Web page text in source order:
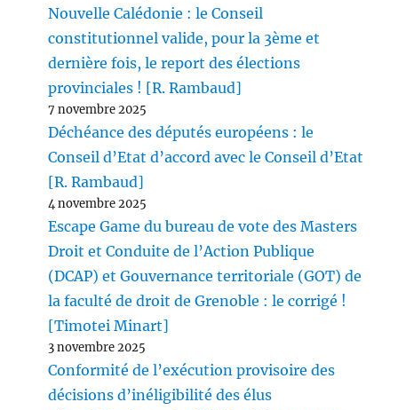
Nouvelle Calédonie : le Conseil
constitutionnel valide, pour la 3ème et
dernière fois, le report des élections
provinciales ! [R. Rambaud]
7 novembre 2025
Déchéance des députés européens : le
Conseil d’Etat d’accord avec le Conseil d’Etat
[R. Rambaud]
4 novembre 2025
Escape Game du bureau de vote des Masters
Droit et Conduite de l’Action Publique
(DCAP) et Gouvernance territoriale (GOT) de
la faculté de droit de Grenoble : le corrigé !
[Timotei Minart]
3 novembre 2025
Conformité de l’exécution provisoire des
décisions d’inéligibilité des élus